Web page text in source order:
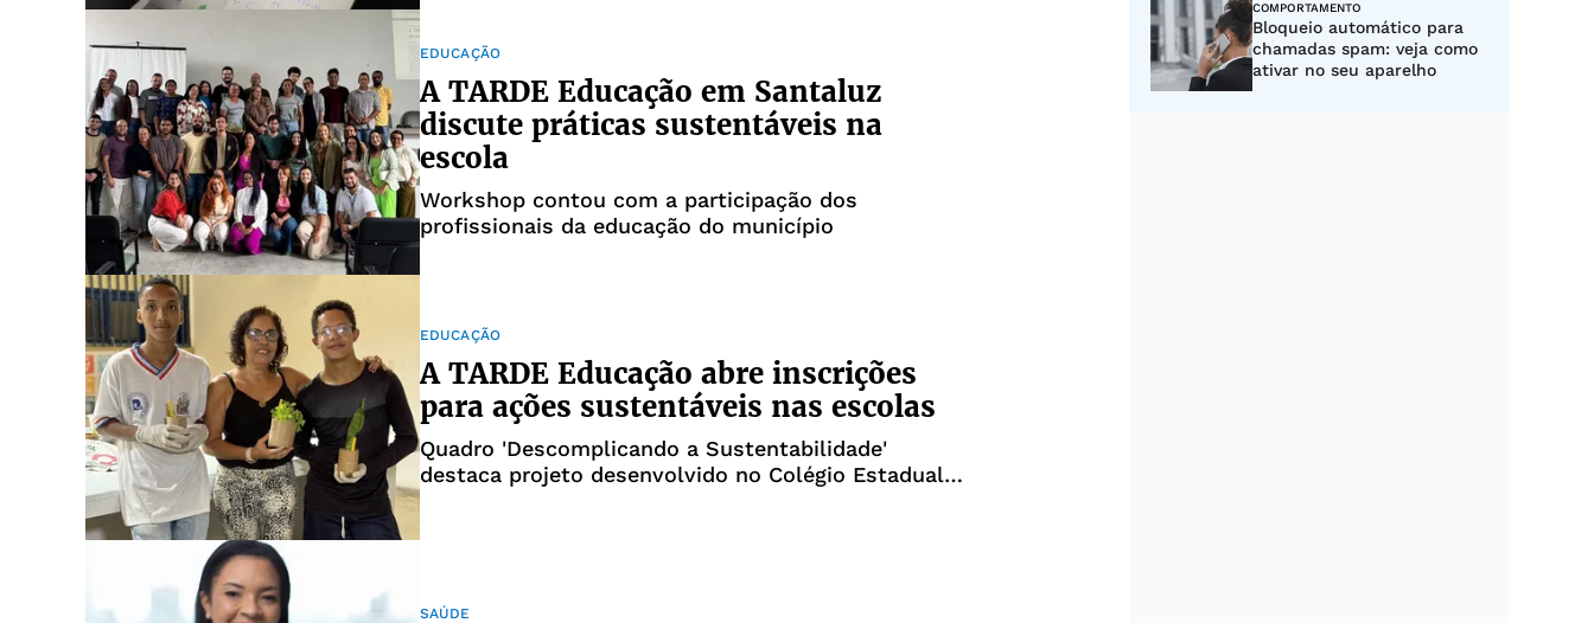
EDUCAÇÃO
A TARDE Educação em Santaluz
discute práticas sustentáveis na
escola
Workshop contou com a participação dos
profissionais da educação do município
EDUCAÇÃO
A TARDE Educação abre inscrições
para ações sustentáveis nas escolas
Quadro 'Descomplicando a Sustentabilidade'
destaca projeto desenvolvido no Colégio Estadual
SAÚDE
COMPORTAMENTO
Bloqueio automático para
chamadas spam: veja como
ativar no seu aparelho